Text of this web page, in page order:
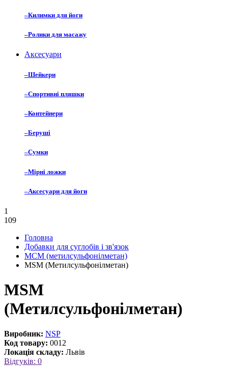
–Килимки для йоги
–Ролики для масажу
Аксесуари
–Шейкери
–Спортивні пляшки
–Контейнери
–Беруші
–Сумки
–Мірні ложки
–Аксесуари для йоги
1
109
Головна
Добавки для суглобів і зв'язок
МСМ (метилсульфонілметан)
MSM (Метилсульфонілметан)
MSM
(Метилсульфонілметан)
Виробник: NSP
Код товару: 0012
Локація складу: Львів
Відгуків: 0